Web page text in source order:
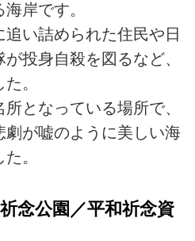
岸です。
い詰められた住民や日
投身自殺を図るなど、
。
となっている場所で、
が嘘のように美しい海
。
念公園／平和祈念資